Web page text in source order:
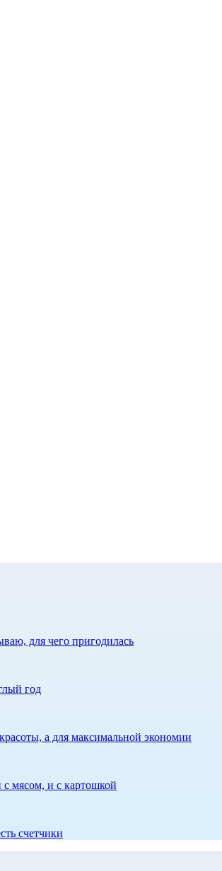
для чего пригодилась
год
а для максимальной экономии
с мясом, и с картошкой
счетчики